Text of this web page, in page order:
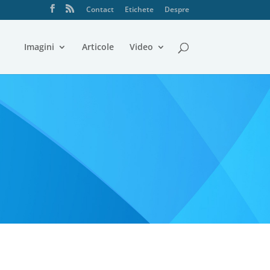
Contact Etichete Despre
Imagini Articole Video